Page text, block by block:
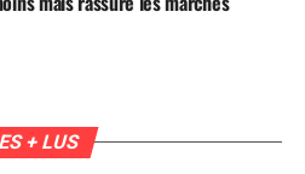
+ LUS